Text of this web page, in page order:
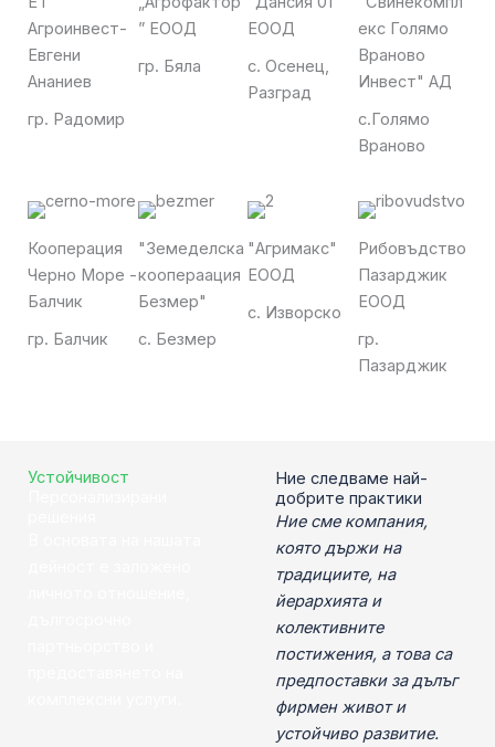
Агроинвест-
Евгени
Ананиев
гр. Радомир
” ЕООД
гр. Бяла
ЕООД
с. Осенец,
Разград
екс Голямо
Враново
Инвест" АД
с.Голямо
Враново
Кооперация
Черно Море -
Балчик
гр. Балчик
"Земеделска
коопераация
Безмер"
с. Безмер
"Агримакс"
ЕООД
с. Изворско
Рибовъдство
Пазарджик
ЕООД
гр.
Пазарджик
Устойчивост
Ние следваме най-
добрите практики
Ние сме компания,
която държи на
традициите, на
йерархията и
колективните
постижения, а това са
предпоставки за дълъг
фирмен живот и
устойчиво развитие.